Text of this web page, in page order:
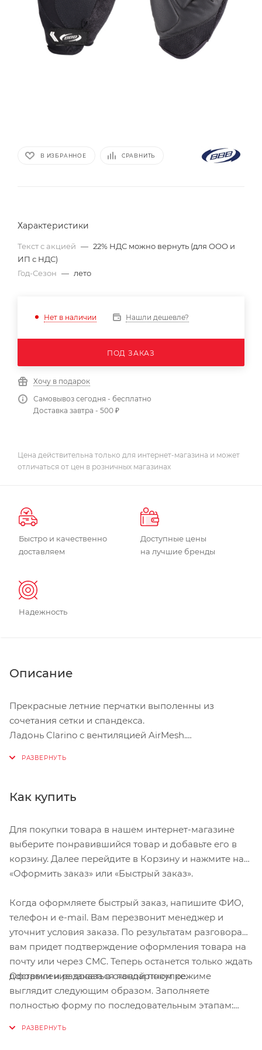
В ИЗБРАННОЕ СРАВНИТЬ
Характеристики
Текст с акцией — 22% НДС можно вернуть (для ООО и
ИП с НДС)
Год-Сезон — лето
Нет в наличии Нашли дешевле?
ПОД ЗАКАЗ
Хочу в подарок
Самовывоз сегодня - бесплатно
Доставка завтра - 500 ₽
Цена действительна только для интернет-магазина и может
отличаться от цен в розничных магазинах
Быстро и качественно
доставляем
Доступные цены
на лучшие бренды
Надежность
Описание
Прекрасные летние перчатки выполенны из
сочетания сетки и спандекса.
Ладонь Clarino с вентиляцией AirMesh.
Как купить
Для покупки товара в нашем интернет-магазине
выберите понравившийся товар и добавьте его в
корзину. Далее перейдите в Корзину и нажмите на
«Оформить заказ» или «Быстрый заказ».
Когда оформляете быстрый заказ, напишите ФИО,
телефон и e-mail. Вам перезвонит менеджер и
уточнит условия заказа. По результатам разговора
вам придет подтверждение оформления товара на
почту или через СМС. Теперь останется только ждать
доставки и радоваться новой покупке.
Оформление заказа в стандартном режиме
выглядит следующим образом. Заполняете
полностью форму по последовательным этапам: